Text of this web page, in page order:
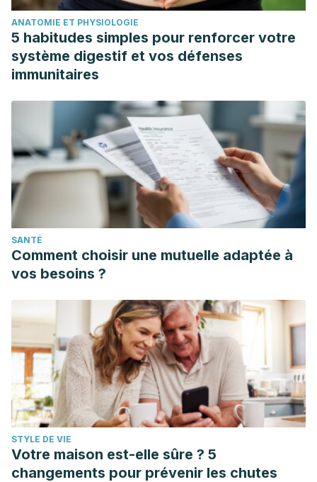
doi:10.3390/nu2080903
ANATOMIE ET PHYSIOLOGIE
5 habitudes simples pour renforcer votre
système digestif et vos défenses
immunitaires
SANTÉ
Comment choisir une mutuelle adaptée à
vos besoins ?
STYLE DE VIE
Votre maison est-elle sûre ? 5
changements pour prévenir les chutes